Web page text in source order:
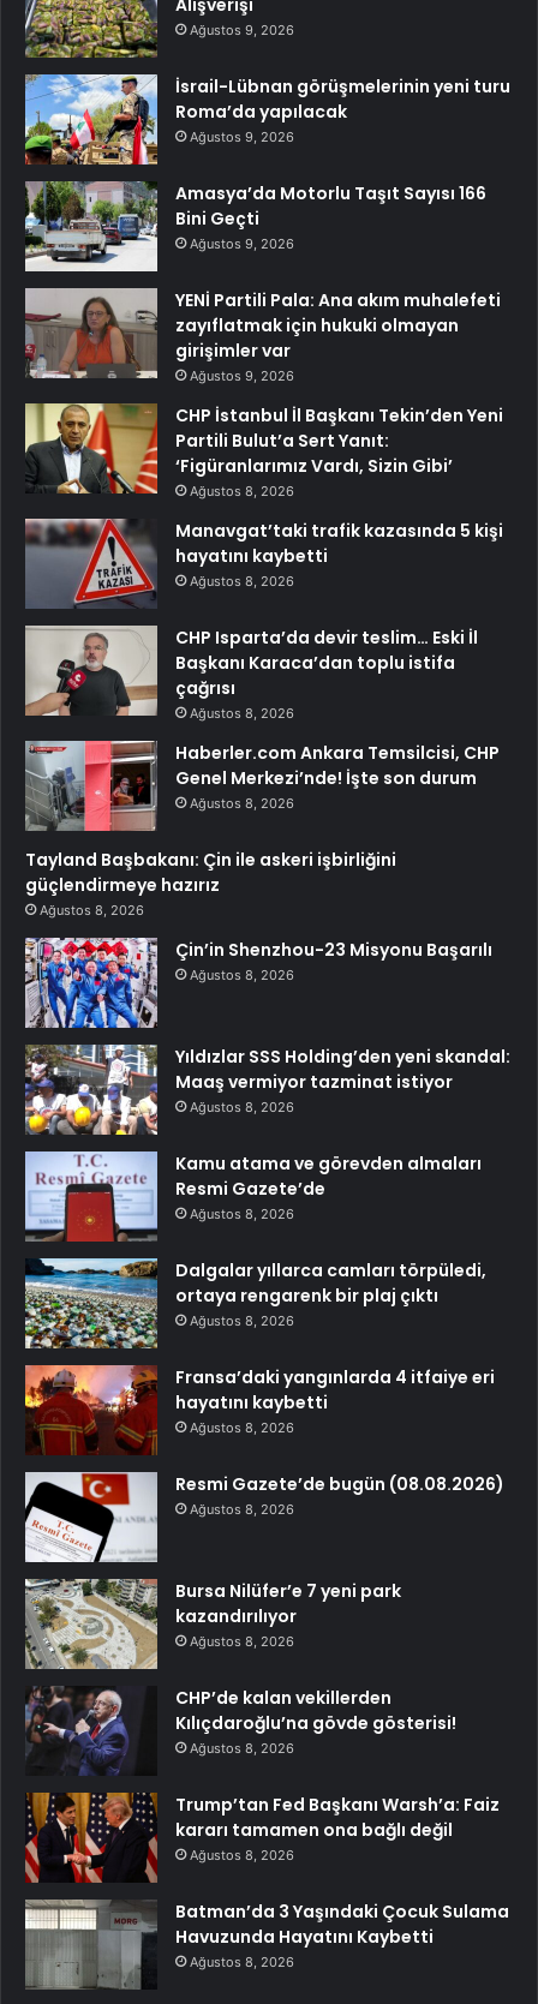
Ağustos 9, 2026
İsrail-Lübnan görüşmelerinin yeni turu
Roma’da yapılacak
Ağustos 9, 2026
Amasya’da Motorlu Taşıt Sayısı 166
Bini Geçti
Ağustos 9, 2026
YENİ Partili Pala: Ana akım muhalefeti
zayıflatmak için hukuki olmayan
girişimler var
Ağustos 9, 2026
CHP İstanbul İl Başkanı Tekin’den Yeni
Partili Bulut’a Sert Yanıt:
‘Figüranlarımız Vardı, Sizin Gibi’
Ağustos 8, 2026
Manavgat’taki trafik kazasında 5 kişi
hayatını kaybetti
Ağustos 8, 2026
CHP Isparta’da devir teslim… Eski İl
Başkanı Karaca’dan toplu istifa
çağrısı
Ağustos 8, 2026
Haberler.com Ankara Temsilcisi, CHP
Genel Merkezi’nde! İşte son durum
Ağustos 8, 2026
Tayland Başbakanı: Çin ile askeri işbirliğini
güçlendirmeye hazırız
Ağustos 8, 2026
Çin’in Shenzhou-23 Misyonu Başarılı
Ağustos 8, 2026
Yıldızlar SSS Holding’den yeni skandal:
Maaş vermiyor tazminat istiyor
Ağustos 8, 2026
Kamu atama ve görevden almaları
Resmi Gazete’de
Ağustos 8, 2026
Dalgalar yıllarca camları törpüledi,
ortaya rengarenk bir plaj çıktı
Ağustos 8, 2026
Fransa’daki yangınlarda 4 itfaiye eri
hayatını kaybetti
Ağustos 8, 2026
Resmi Gazete’de bugün (08.08.2026)
Ağustos 8, 2026
Bursa Nilüfer’e 7 yeni park
kazandırılıyor
Ağustos 8, 2026
CHP’de kalan vekillerden
Kılıçdaroğlu’na gövde gösterisi!
Ağustos 8, 2026
Trump’tan Fed Başkanı Warsh’a: Faiz
kararı tamamen ona bağlı değil
Ağustos 8, 2026
Batman’da 3 Yaşındaki Çocuk Sulama
Havuzunda Hayatını Kaybetti
Ağustos 8, 2026